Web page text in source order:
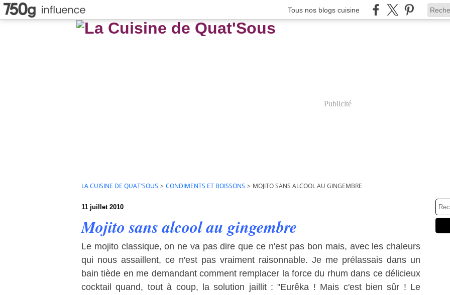
Tous nos blogs cuisine
Publicité
LA CUISINE DE QUAT'SOUS > CONDIMENTS ET BOISSONS > MOJITO SANS ALCOOL AU GINGEMBRE
11 juillet 2010
Mojito sans alcool au gingembre
Le mojito classique, on ne va pas dire que ce n'est pas bon mais, avec les chaleurs
qui nous assaillent, ce n'est pas vraiment raisonnable. Je me prélassais dans un
bain tiède en me demandant comment remplacer la force du rhum dans ce délicieux
cocktail quand, tout à coup, la solution jaillit : "Eurêka ! Mais c'est bien sûr ! Le